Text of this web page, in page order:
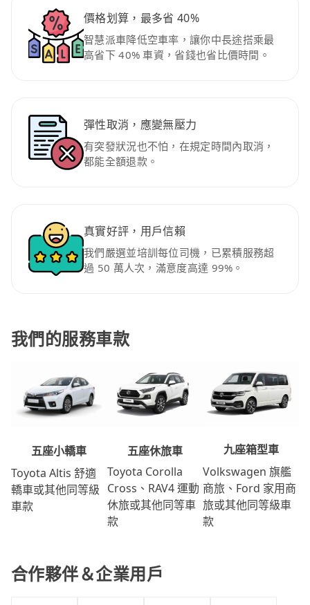
價格划算，最多省 40%
智慧派車降低空車率，讓你中長途搭乘最
高省下 40% 車資，省錢也省比價時間。
彈性取消，應變無壓力
有突發狀況也不怕，在規定時間內取消，
都能全額退款。
真實好評，用戶信賴
我們嚴選並培訓每位司機，已累積服務超
過 50 萬人次，滿意度高達 99%。
我們的服務車款
五座小轎車
Toyota Altis 舒適
轎車或其他同等級
車款
五座休旅車
Toyota Corolla
Cross、RAV4 運動
休旅或其他同等車
款
九座箱型車
Volkswagen 旗艦
商旅、Ford 家用商
旅或其他同等級車
款
合作夥伴＆企業用戶